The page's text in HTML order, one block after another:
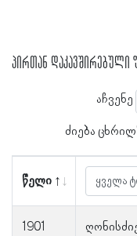
პირთან
აჩვენე
ძიება
წელი
1901